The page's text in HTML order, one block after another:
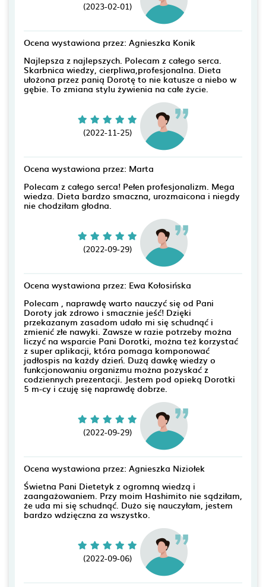
(2023-02-01)
Ocena wystawiona przez: Agnieszka Konik
Najlepsza z najlepszych. Polecam z całego serca.
Skarbnica wiedzy, cierpliwa,profesjonalna. Dieta
ułożona przez panią Dorotę to nie katusze a niebo w
gębie. To zmiana stylu żywienia na całe życie.
(2022-11-25)
Ocena wystawiona przez: Marta
Polecam z całego serca! Pełen profesjonalizm. Mega
wiedza. Dieta bardzo smaczna, urozmaicona i niegdy
nie chodziłam głodna.
(2022-09-29)
Ocena wystawiona przez: Ewa Kołosińska
Polecam , naprawdę warto nauczyć się od Pani
Doroty jak zdrowo i smacznie jeść! Dzięki
przekazanym zasadom udało mi się schudnąć i
zmienić złe nawyki. Zawsze w razie potrzeby można
liczyć na wsparcie Pani Dorotki, można też korzystać
z super aplikacji, która pomaga komponować
jadłospis na każdy dzień. Dużą dawkę wiedzy o
funkcjonowaniu organizmu można pozyskać z
codziennych prezentacji. Jestem pod opieką Dorotki
5 m-cy i czuję się naprawdę dobrze.
(2022-09-29)
Ocena wystawiona przez: Agnieszka Niziołek
Świetna Pani Dietetyk z ogromną wiedzą i
zaangażowaniem. Przy moim Hashimito nie sądziłam,
że uda mi się schudnąć. Dużo się nauczyłam, jestem
bardzo wdzięczna za wszystko.
(2022-09-06)